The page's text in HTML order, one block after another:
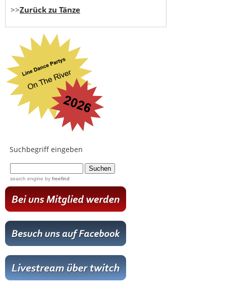
>>Zurück zu Tänze
Suchbegriff eingeben
search engine by freefind